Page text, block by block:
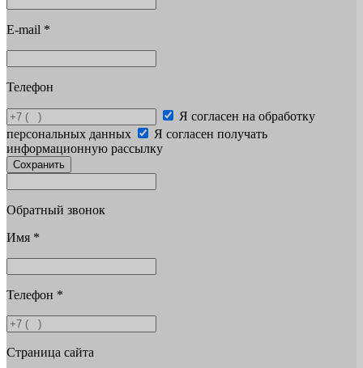
E-mail *
Телефон
Я согласен на обработку
персональных данных
Я согласен получать
информационную рассылку
Сохранить
Обратный звонок
Имя *
Телефон *
Страница сайта